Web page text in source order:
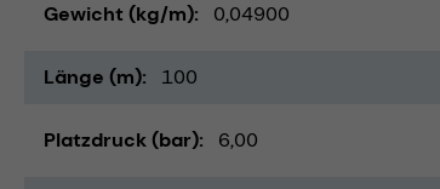
Gewicht (kg/m) 0,04900
Länge (m) 100
Platzdruck (bar) 6,00